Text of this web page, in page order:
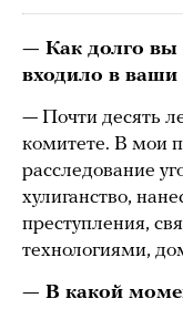
— Как долго вы
входило в
— Почти десять
комитете. В мои
расследование
хулиганство,
преступления,
технологиями,
— В какой